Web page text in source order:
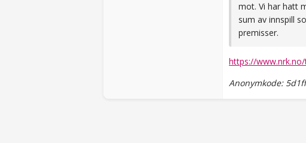
mot. Vi har hatt
sum av innspill
premisser.
https://
Anonymkode: